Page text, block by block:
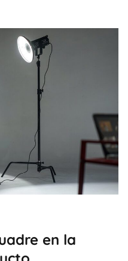
en la